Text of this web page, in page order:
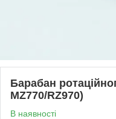
Барабан
MZ770/RZ970)
В наявності